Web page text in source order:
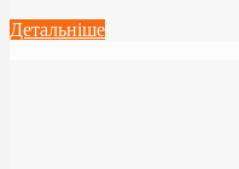
Детальніше